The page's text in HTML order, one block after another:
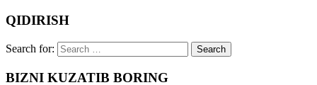
QIDIRISH
Search for:
BIZNI KUZATIB BORING